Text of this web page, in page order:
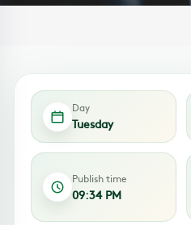
Day
Tuesday
Publish time
09:34 PM